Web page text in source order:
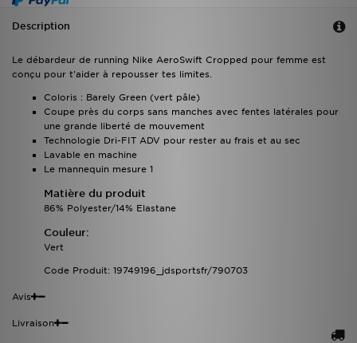
Description
Le débardeur de running Nike AeroSwift Cropped pour femme est
conçu pour t'aider à repousser tes limites.
Coloris : Barely Green (vert pâle)
Coupe près du corps sans manches avec fentes latérales pour
une grande liberté de mouvement
Technologie Dri-FIT ADV pour rester au frais et au sec
Lavable en machine
Le mannequin mesure 1
Matière du produit
86% Polyester/14% Elastane
Couleur:
Vert
Code Produit: 19749196_jdsportsfr/790703
Avis
Livraison